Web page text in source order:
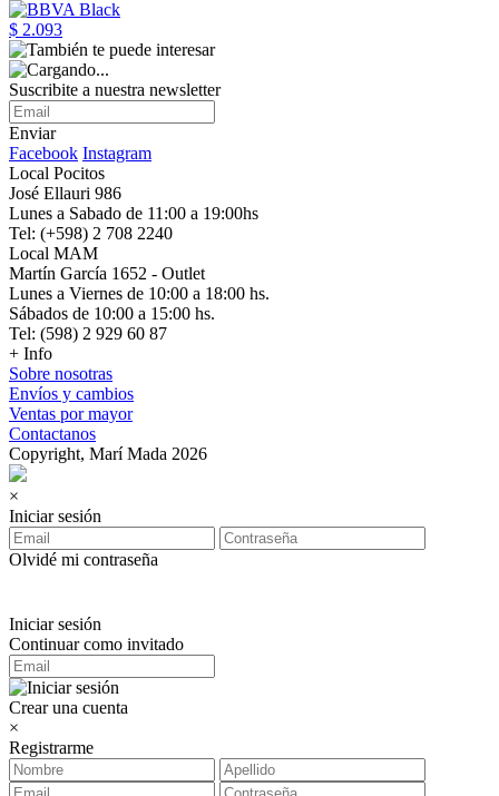
$ 2.093
Suscribite a nuestra newsletter
Enviar
Facebook Instagram
Local Pocitos
José Ellauri 986
Lunes a Sabado de 11:00 a 19:00hs
Tel: (+598) 2 708 2240
Local MAM
Martín García 1652 - Outlet
Lunes a Viernes de 10:00 a 18:00 hs.
Sábados de 10:00 a 15:00 hs.
Tel: (598) 2 929 60 87
+ Info
Sobre nosotras
Envíos y cambios
Ventas por mayor
Contactanos
Copyright, Marí Mada 2026
×
Iniciar sesión
Olvidé mi contraseña
Iniciar sesión
Continuar como invitado
Crear una cuenta
×
Registrarme